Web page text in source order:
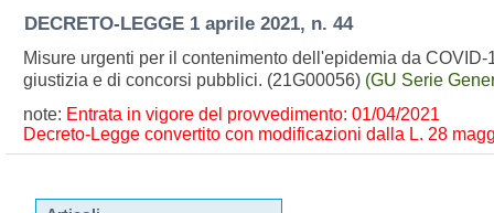
DECRETO-LEGGE 1 aprile 2021, n. 44
Misure urgenti per il contenimento dell'epidemia da
giustizia e di concorsi pubblici. (21G00056) (GU Serie
note: Entrata in vigore del provvedimento: 01/04/2021
Decreto-Legge convertito con modificazioni dalla L. 28